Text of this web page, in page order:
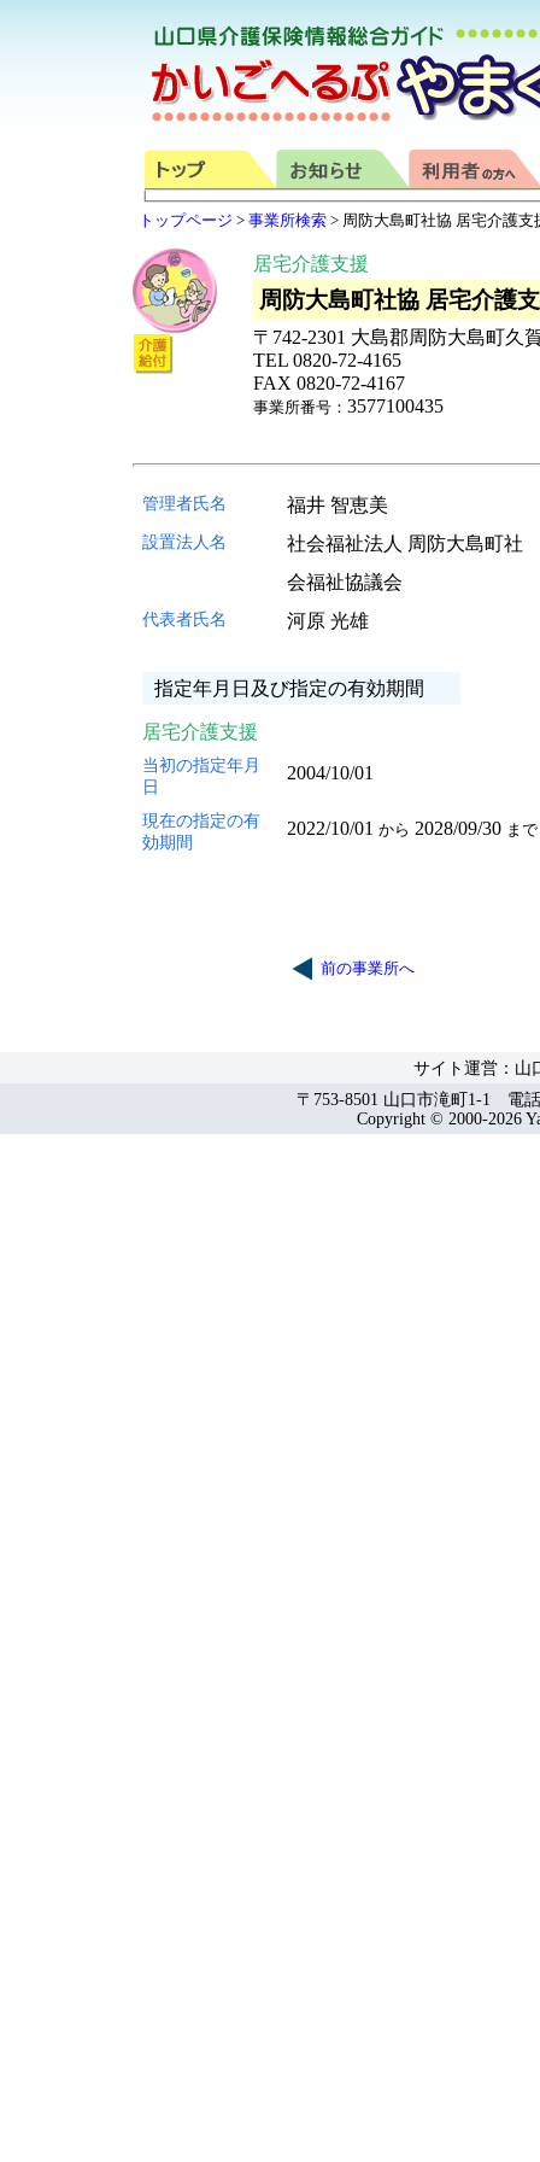
トップページ > 事業所検索 > 周防大島町社協 居宅介護支
居宅介護支援
周防大島町社協 居宅介護
〒742-2301 大島郡周防大島町久
TEL 0820-72-4165
FAX 0820-72-4167
事業所番号： 3577100435
管理者氏名 福井 智恵美
設置法人名
社会福祉法人 周防大島町社
会福祉協議会
代表者氏名 河原 光雄
指定年月日及び指定の有効期間
居宅介護支援
当初の指定年月
日
2004/10/01
現在の指定の有
効期間
2022/10/01 から 2028/09/30 まで
前の事業所へ
サイト運営：山
〒753-8501 山口市滝町1-1 電
Copyright © 2000-2026